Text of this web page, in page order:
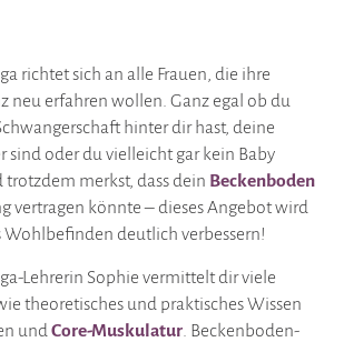
richtet sich an alle Frauen, die ihre
neu erfahren wollen. Ganz egal ob du
hinter dir hast, deine
sind oder du vielleicht gar kein Baby
trotzdem merkst, dass dein Beckenboden
vertragen könnte – dieses Angebot wird
deutlich verbessern!
Lehrerin Sophie vermittelt dir viele
theoretisches und praktisches Wissen
undCore-Muskulatur. Beckenboden-